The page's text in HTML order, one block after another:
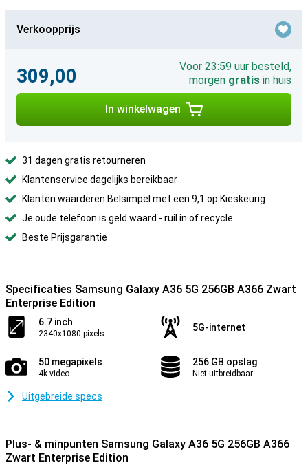
Verkoopprijs
309,00
Voor 23:59 uur besteld,
morgen gratis in huis
In winkelwagen
31 dagen gratis retourneren
Klantenservice dagelijks bereikbaar
Klanten waarderen Belsimpel met een 9,1 op Kieskeurig
Je oude telefoon is geld waard - ruil in of recycle
Beste Prijsgarantie
Specificaties Samsung Galaxy A36 5G 256GB A366 Zwart
Enterprise Edition
6.7 inch
2340x1080 pixels
5G-internet
50 megapixels
4k video
256 GB opslag
Niet-uitbreidbaar
Uitgebreide specs
Plus- & minpunten Samsung Galaxy A36 5G 256GB A366
Zwart Enterprise Edition